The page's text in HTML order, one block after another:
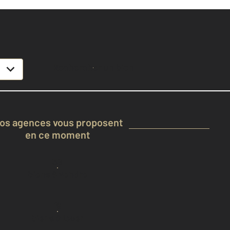
21
Rechercher un bien
agences vous proposent
en ce moment